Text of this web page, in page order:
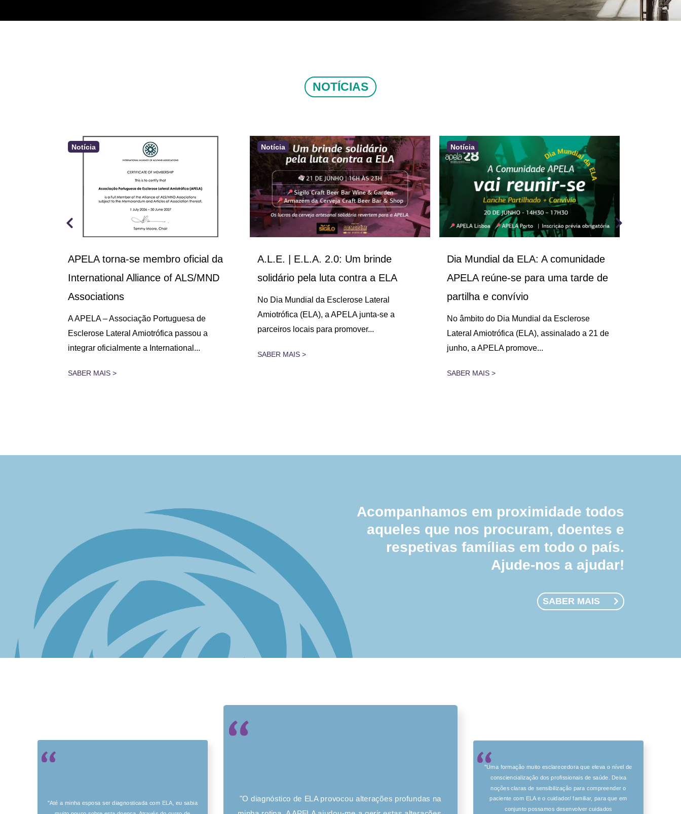
NOTÍCIAS
Notícia
APELA torna-se membro oficial da
International Alliance of ALS/MND
Associations
A APELA – Associação Portuguesa de
Esclerose Lateral Amiotrófica passou a
integrar oficialmente a International...
SABER MAIS >
Notícia
A.L.E. | E.L.A. 2.0: Um brinde
solidário pela luta contra a ELA
No Dia Mundial da Esclerose Lateral
Amiotrófica (ELA), a APELA junta-se a
parceiros locais para promover...
SABER MAIS >
Notícia
Dia Mundial da ELA: A comunidade
APELA reúne-se para uma tarde de
partilha e convívio
No âmbito do Dia Mundial da Esclerose
Lateral Amiotrófica (ELA), assinalado a 21 de
junho, a APELA promove...
SABER MAIS >
Acompanhamos em proximidade todos
aqueles que nos procuram, doentes e
respetivas famílias em todo o país.
Ajude-nos a ajudar!
SABER MAIS
"Até a minha esposa ser diagnosticada com ELA, eu sabia "O diagnóstico de ELA provocou alterações profundas na
"Uma formação muito esclarecedora que eleva o nível de
consciencialização dos profissionais de saúde. Deixa
noções claras de sensibilização para compreender o
paciente com ELA e o cuidador/ familiar, para que em
conjunto possamos desenvolver cuidados